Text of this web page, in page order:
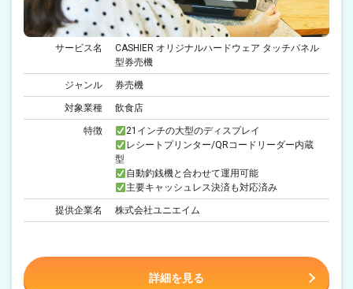
サービス名
CASHIER オリジナルハードウェア タッチパネル
型券売機
ジャンル 券売機
対象業種 飲食店
特徴
21インチの大型のディスプレイ
レシートプリンター/QRコードリーダー内蔵
型
自動釣銭機と合わせて運用可能
主要キャッシュレス決済も対応済み
提供企業名 株式会社ユニエイム
詳細を見る